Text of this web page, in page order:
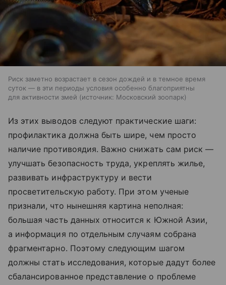
Риск заметно возрастает в сезон дождей и в темное время
суток — в эти периоды условия особенно благоприятны
для активности змей
источник: Московский зоопарк
Из этих выводов следуют практические шаги:
профилактика должна быть шире, чем просто
наличие противоядия. Важно снижать сам риск —
улучшать безопасность труда, укреплять жилье,
развивать инфраструктуру и вести
просветительскую работу. При этом ученые
признали, что нынешняя картина неполная:
большая часть данных относится к Южной Азии,
а информация по отдельным случаям собрана
фрагментарно. Поэтому следующим шагом
должны стать исследования, которые дадут более
сбалансированное представление о проблеме